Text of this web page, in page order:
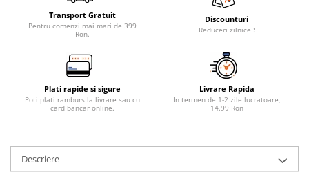
Transport Gratuit
Pentru comenzi mai mari de 399
Ron.
Discounturi
Reduceri zilnice !
Plati rapide si sigure
Poti plati ramburs la livrare sau cu
card bancar online.
Livrare Rapida
In termen de 1-2 zile lucratoare,
14.99 Ron
Descriere